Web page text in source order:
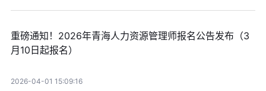
重磅通知！2026年青海人力资源管理师报名公告发布（3
月10日起报名）
2026-04-01 15:09:16